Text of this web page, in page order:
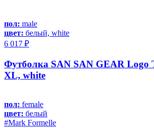
пол: male
цвет: белый, white
6 017 ₽
Футболка SAN SAN GEAR Logo
XL, white
пол: female
цвет: белый
#Mark Formelle